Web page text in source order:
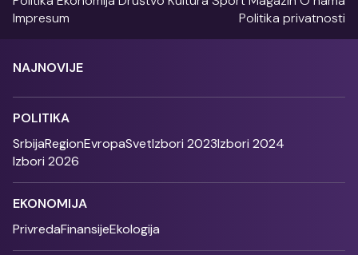
Impresum
Politika privatnosti
NAJNOVIJE
POLITIKA
SrbijaRegionEvropaSvetIzbori 2023Izbori 2024
Izbori 2026
EKONOMIJA
PrivredaFinansijeEkologija